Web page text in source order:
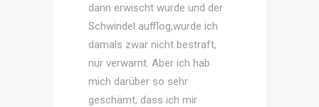
dann erwischt wurde und der
Schwindel aufflog,wurde ich
damals zwar nicht bestraft,
nur verwarnt. Aber ich hab
mich darüber so sehr
geschämt, dass ich mir